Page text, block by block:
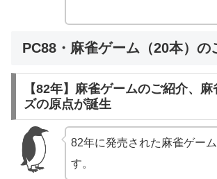
PC88・麻雀ゲーム（20本）の
【82年】麻雀ゲームのご紹介、
ズの原点が誕生
82年に発売された麻雀ゲー
す。